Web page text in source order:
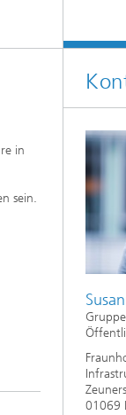
in
sein.
01069